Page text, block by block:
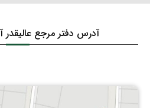
آدرس دفتر مرجع عالیقدر